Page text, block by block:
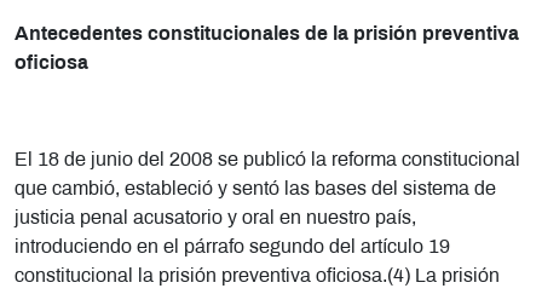
Antecedentes constitucionales de la prisión preventiva
oficiosa
El 18 de junio del 2008 se publicó la reforma constitucional
que cambió, estableció y sentó las bases del sistema de
justicia penal acusatorio y oral en nuestro país,
introduciendo en el párrafo segundo del artículo 19
constitucional la prisión preventiva oficiosa.(4) La prisión